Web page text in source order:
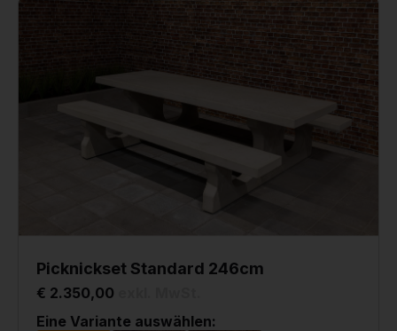
Picknickset Standard 246cm
€ 2.350,00
Eine Variante auswählen: